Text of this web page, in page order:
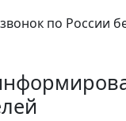
по России